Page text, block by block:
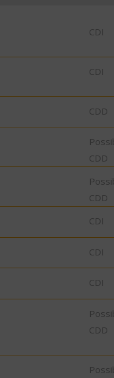
CDI
CDI
CDD
CDD
CDD
CDI
CDI
CDI
CDD